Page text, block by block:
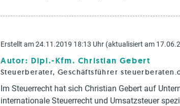
Erstellt am 24.11.2019 18:13 Uhr (aktualisiert am
Autor: Dipl.-Kfm. Christian Gebert
Steuerberater, Geschäftsführer
Im Steuerrecht hat sich Christian Gebert auf
internationale Steuerrecht und Umsatzsteuer